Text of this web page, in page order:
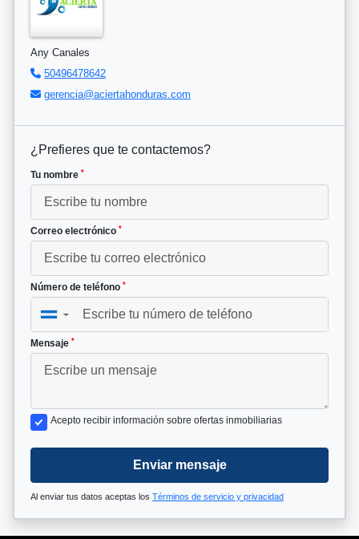
Any Canales
50496478642
gerencia@aciertahonduras.com
¿Prefieres que te contactemos?
Tu nombre *
Correo electrónico *
Número de teléfono *
▼
Mensaje *
Acepto recibir información sobre ofertas inmobiliarias
Enviar mensaje
Al enviar tus datos aceptas los Términos de servicio y privacidad